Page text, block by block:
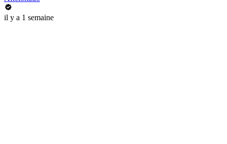
il y a 1 semaine